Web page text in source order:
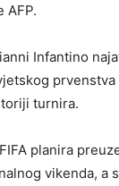
AFP.
Infantino
turnira.
planira
vikenda, a